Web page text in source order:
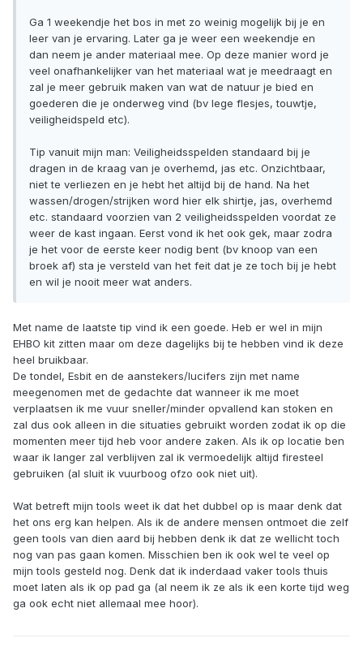
Ga 1 weekendje het bos in met zo weinig mogelijk bij je en
leer van je ervaring. Later ga je weer een weekendje en
dan neem je ander materiaal mee. Op deze manier word je
veel onafhankelijker van het materiaal wat je meedraagt en
zal je meer gebruik maken van wat de natuur je bied en
goederen die je onderweg vind (bv lege flesjes, touwtje,
veiligheidspeld etc).
Tip vanuit mijn man: Veiligheidsspelden standaard bij je
dragen in de kraag van je overhemd, jas etc. Onzichtbaar,
niet te verliezen en je hebt het altijd bij de hand. Na het
wassen/drogen/strijken word hier elk shirtje, jas, overhemd
etc. standaard voorzien van 2 veiligheidsspelden voordat ze
weer de kast ingaan. Eerst vond ik het ook gek, maar zodra
je het voor de eerste keer nodig bent (bv knoop van een
broek af) sta je versteld van het feit dat je ze toch bij je hebt
en wil je nooit meer wat anders.
Met name de laatste tip vind ik een goede. Heb er wel in mijn
EHBO kit zitten maar om deze dagelijks bij te hebben vind ik deze
heel bruikbaar.
De tondel, Esbit en de aanstekers/lucifers zijn met name
meegenomen met de gedachte dat wanneer ik me moet
verplaatsen ik me vuur sneller/minder opvallend kan stoken en
zal dus ook alleen in die situaties gebruikt worden zodat ik op die
momenten meer tijd heb voor andere zaken. Als ik op locatie ben
waar ik langer zal verblijven zal ik vermoedelijk altijd firesteel
gebruiken (al sluit ik vuurboog ofzo ook niet uit).
Wat betreft mijn tools weet ik dat het dubbel op is maar denk dat
het ons erg kan helpen. Als ik de andere mensen ontmoet die zelf
geen tools van dien aard bij hebben denk ik dat ze wellicht toch
nog van pas gaan komen. Misschien ben ik ook wel te veel op
mijn tools gesteld nog. Denk dat ik inderdaad vaker tools thuis
moet laten als ik op pad ga (al neem ik ze als ik een korte tijd weg
ga ook echt niet allemaal mee hoor).